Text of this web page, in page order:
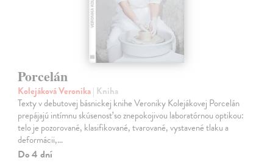
Porcelán
Kolejáková Veronika| Kniha
Texty v debutovej básnickej knihe Veroniky Kolejákovej Porcelán
prepájajú intímnu skúsenosť so znepokojivou laboratórnou optikou:
telo je pozorované, klasifikované, tvarované, vystavené tlaku a
deformácii,…
Do 4 dní